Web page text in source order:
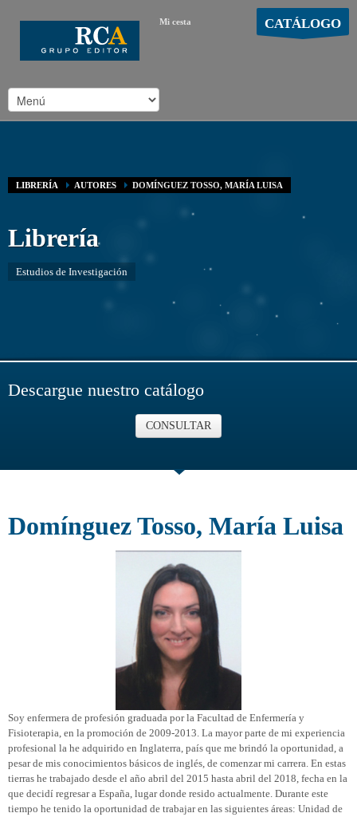
Mi cesta CATÁLOGO
LIBRERÍA AUTORES DOMÍNGUEZ TOSSO, MARÍA LUISA
Librería
Estudios de Investigación
Descargue nuestro catálogo
CONSULTAR
Domínguez Tosso, María Luisa
Soy enfermera de profesión graduada por la Facultad de Enfermería y
Fisioterapia, en la promoción de 2009-2013. La mayor parte de mi experiencia
profesional la he adquirido en Inglaterra, país que me brindó la oportunidad, a
pesar de mis conocimientos básicos de inglés, de comenzar mi carrera. En estas
tierras he trabajado desde el año abril del 2015 hasta abril del 2018, fecha en la
que decidí regresar a España, lugar donde resido actualmente. Durante este
tiempo he tenido la oportunidad de trabajar en las siguientes áreas: Unidad de